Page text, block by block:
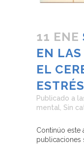
11 ENE
EN LAS
EL
ESTRÉS
Publicado a
mental
Sin
Continúo este
publicaciones